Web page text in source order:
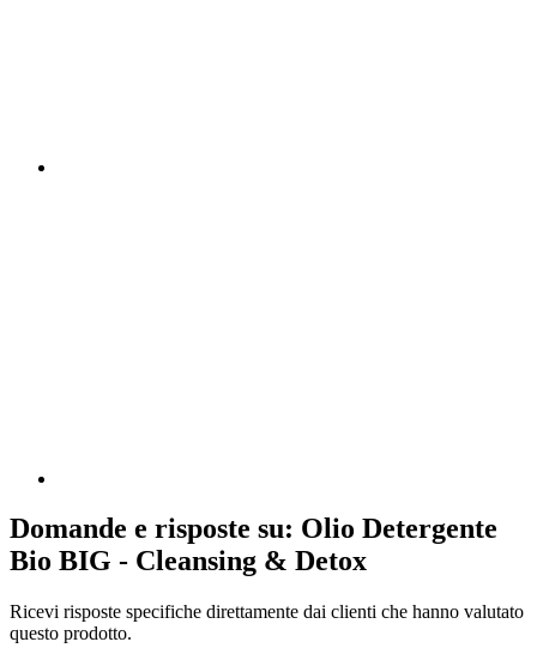
Domande e risposte su: Olio Detergente
Bio BIG - Cleansing & Detox
Ricevi risposte specifiche direttamente dai clienti che hanno valutato
questo prodotto.